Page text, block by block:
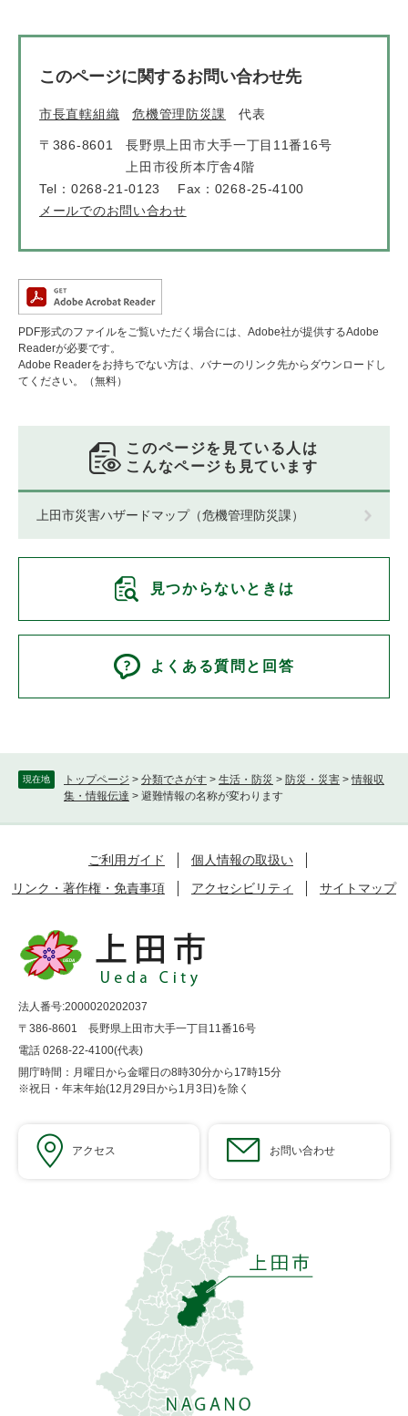
現在地 トップページ > 分類でさがす > 生活・防災 > 防災・災害 >情報収
集・情報伝達 > 避難情報の名称が変わります
このページに関するお問い合わせ先
市長直轄組織 危機管理防災課 代表
〒386-8601
長野県上田市大手一丁目11番16号
上田市役所本庁舎4階
Tel：0268-21-0123
Fax：0268-25-4100
メールでのお問い合わせ
PDF形式のファイルをご覧いただく場合には、Adobe社が提供するAdobe
Readerが必要です。
Adobe Readerをお持ちでない方は、バナーのリンク先からダウンロードし
てください。（無料）
このページを見ている人は
こんなページも見ています
上田市災害ハザードマップ（危機管理防災課）
見つからないときは
よくある質問と回答
ご利用ガイド
個人情報の取扱い
リンク・著作権・免責事項
アクセシビリティ サイトマップ
法人番号:2000020202037
〒386-8601 長野県上田市大手一丁目11番16号
電話 0268-22-4100(代表)
開庁時間：月曜日から金曜日の8時30分から17時15分
※祝日・年末年始(12月29日から1月3日)を除く
アクセス お問い合わせ